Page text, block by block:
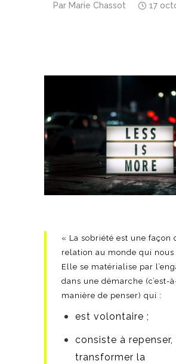
Par Marie Chassot 17
« La sobriété est une façon
relation au monde qui nous
Elle se matérialise par
dans une démarche (c’est-
manière de penser) qui :
est volontaire ;
consiste à repenser,
transformer la